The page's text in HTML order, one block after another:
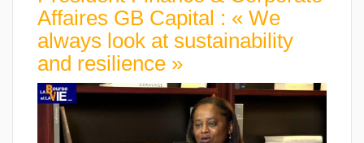
Affaires GB Capital : « We
always look at sustainability
and resilience »